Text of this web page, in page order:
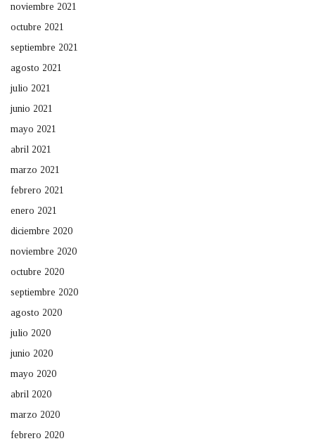
noviembre 2021
octubre 2021
septiembre 2021
agosto 2021
julio 2021
junio 2021
mayo 2021
abril 2021
marzo 2021
febrero 2021
enero 2021
diciembre 2020
noviembre 2020
octubre 2020
septiembre 2020
agosto 2020
julio 2020
junio 2020
mayo 2020
abril 2020
marzo 2020
febrero 2020